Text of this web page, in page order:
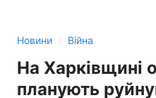
Новини › Війна
На Харківщині
планують